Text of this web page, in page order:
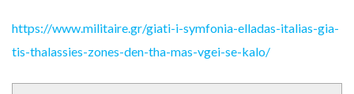
https://www.militaire.gr/giati-i-symfonia-elladas-italias-gia-
tis-thalassies-zones-den-tha-mas-vgei-se-kalo/